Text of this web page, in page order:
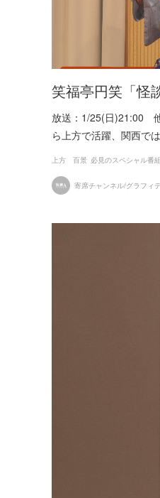
笑福亭円笑「怪
放送：1/25(日)21:00
ら上方で活躍、関西で
上方 百景 必見のスペシャル番組
寄席チャンネル/グラフィ